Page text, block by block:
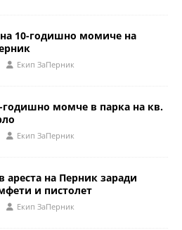
10-годишно момиче на
Eкип ЗаПерник
годишно момче в парка на кв.
Eкип ЗаПерник
ареста на Перник заради
и пистолет
Eкип ЗаПерник